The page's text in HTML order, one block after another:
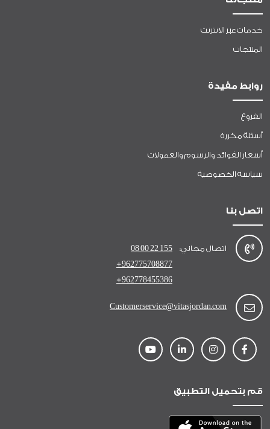
خدمات عبر الانترنت
المنتجات
روابط مفيدة
الفروع
أسئلة مكررة
أسعار الفوائد والرسوم والعمولات
سياسة الخصوصية
اتصل بنا
اتصال مجاني:
08 00 22 155
+962775708877
+962778455386
Customerservice@vitasjordan.com
قم بتحميل التطبيق